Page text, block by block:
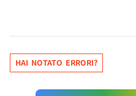
HAI NOTATO ERRORI?